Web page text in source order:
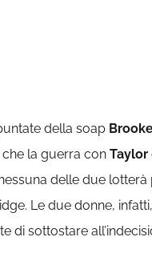
della soap
che la guerra conTaylor
delle due lotterà
Le due donne,
di sottostare